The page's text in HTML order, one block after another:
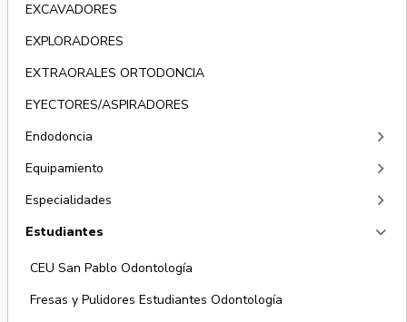
EXCAVADORES
EXPLORADORES
EXTRAORALES ORTODONCIA
EYECTORES/ASPIRADORES
Endodoncia
keyboard_arrow_right
Equipamiento keyboard_arrow_right
Especialidades keyboard_arrow_right
Estudiantes keyboard_arrow_right
CEU San Pablo Odontología
Fresas y Pulidores Estudiantes Odontología